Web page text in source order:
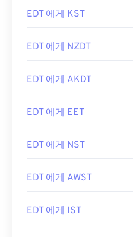
EDT 에게 KST
EDT 에게 NZDT
EDT 에게 AKDT
EDT 에게 EET
EDT 에게 NST
EDT 에게 AWST
EDT 에게 IST